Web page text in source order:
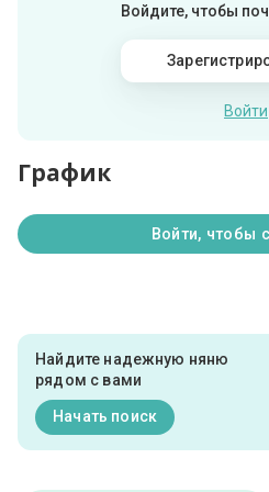
Войдите, чтобы
Войти
График
Войти, чтобы
Найдите надежную няню
рядом с вами
Начать поиск